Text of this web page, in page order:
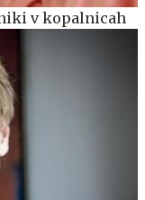
v kopalnicah